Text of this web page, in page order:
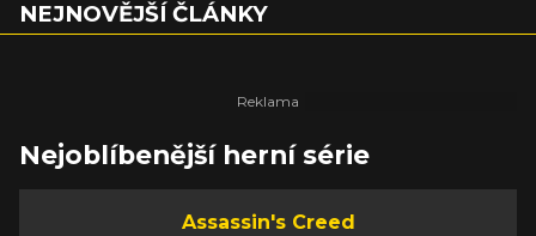
NEJNOVĚJŠÍ ČLÁNKY
Nejoblíbenější herní série
Assassin's Creed